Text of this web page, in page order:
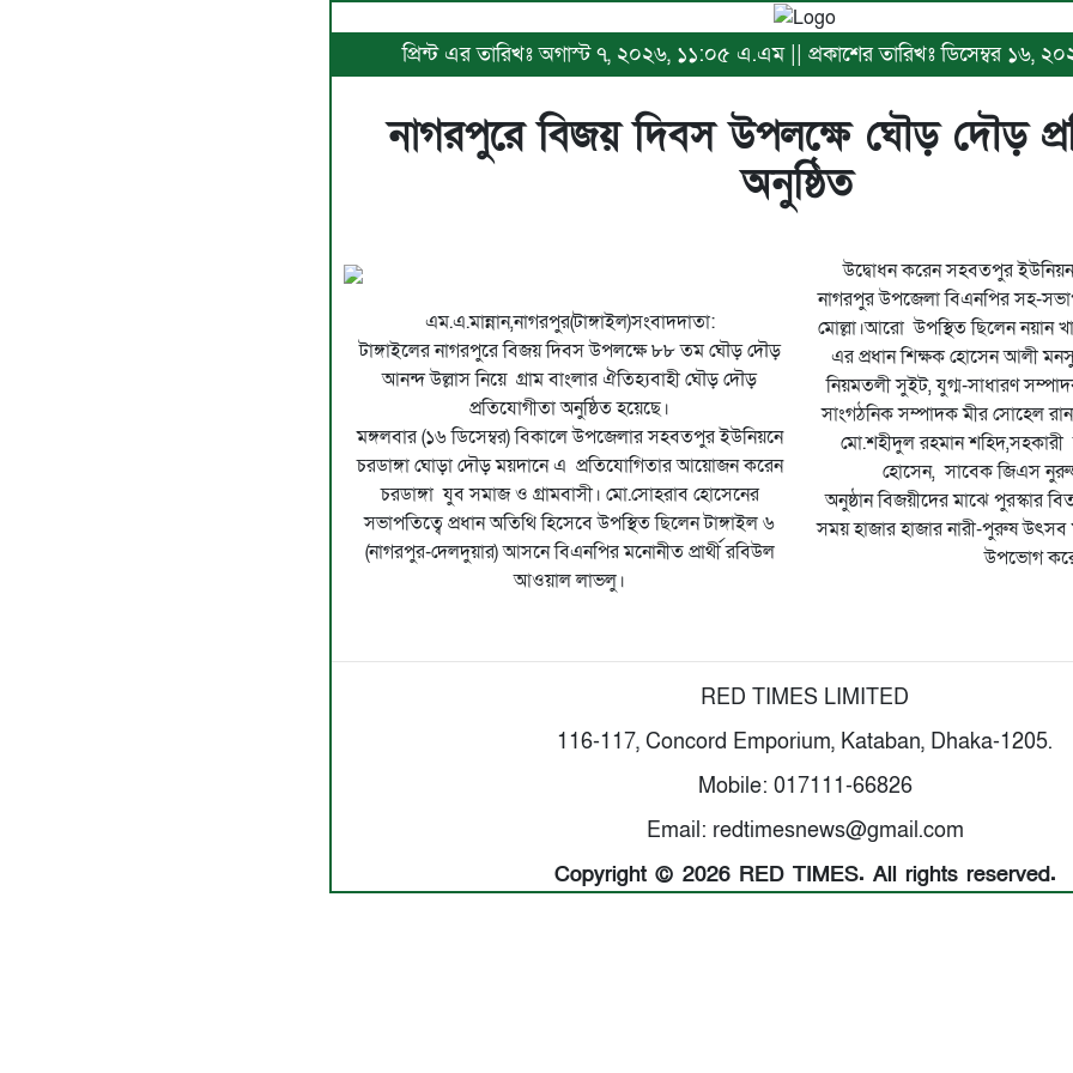
প্রিন্ট এর তারিখঃ অগাস্ট ৭, ২০২৬, ১১:০৫ এ.এম || প্রকাশের তারিখঃ ডিসেম্বর ১৬,
নাগরপুরে বিজয় দিবস উপলক্ষে ঘৌড় দৌড়
অনুষ্ঠিত
এম.এ.মান্নান,নাগরপুর(টাঙ্গাইল)সংবাদদাতা:
টাঙ্গাইলের নাগরপুরে বিজয় দিবস উপলক্ষে ৮৮ তম ঘৌড় দৌড়
আনন্দ উল্লাস নিয়ে গ্রাম বাংলার ঐতিহ্যবাহী ঘৌড় দৌড়
প্রতিযোগীতা অনুষ্ঠিত হয়েছে।
মঙ্গলবার (১৬ ডিসেম্বর) বিকালে উপজেলার সহবতপুর ইউনিয়নে
চরডাঙ্গা ঘোড়া দৌড় ময়দানে এ প্রতিযোগিতার আয়োজন করেন
চরডাঙ্গা যুব সমাজ ও গ্রামবাসী। মো.সোহরাব হোসেনের
সভাপতিত্বে প্রধান অতিথি হিসেবে উপস্থিত ছিলেন টাঙ্গাইল ৬
(নাগরপুর-দেলদুয়ার) আসনে বিএনপির মনোনীত প্রার্থী রবিউল
আওয়াল লাভলু।
উদ্বোধন করেন সহবতপুর ইউনিয়ন
নাগরপুর উপজেলা বিএনপির সহ-
মোল্লা।আরো উপস্থিত ছিলেন নয়ান
এর প্রধান শিক্ষক হোসেন আলী
নিয়মতলী সুইট, যুগ্ম-সাধারণ
সাংগঠনিক সম্পাদক মীর সোহেল
মো.শহীদুল রহমান শহিদ,সহকারী
হোসেন, সাবেক জিএস
অনুষ্ঠান বিজয়ীদের মাঝে পুরস্কার
সময় হাজার হাজার নারী-পুরুষ
উপভোগ
RED TIMES LIMITED
116-117, Concord Emporium, Kataban, Dhaka-1205.
Mobile: 017111-66826
Email: redtimesnews@gmail.com
Copyright © 2026 RED TIMES. All rights reserved.